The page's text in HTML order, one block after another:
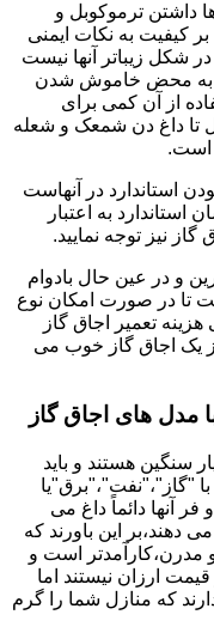
داشتن ترموکوبل و
کیفیت به نکات ایمنی
شکل زیباتر آنها نیست
به محض خاموش شدن
از آن کمی برای
تا داغ دن شمعک و شعله
است.
استاندارد در آنهاست
به اعتبار
نیز توجه نمایید.
و در عین حال بادوام
تا در صورت امکان نوع
تعمیر اجاق گاز
یک اجاق گاز خوب می
مدل های اجاق گاز
سنگین هستند و باید
"گاز"،"نفت"،"برق"یا
آنها دائماً داغ می
دهند،بر این باورند که
مدرن،کارآمدتر است و
ارزان نیستند اما
که منازل شما را گرم